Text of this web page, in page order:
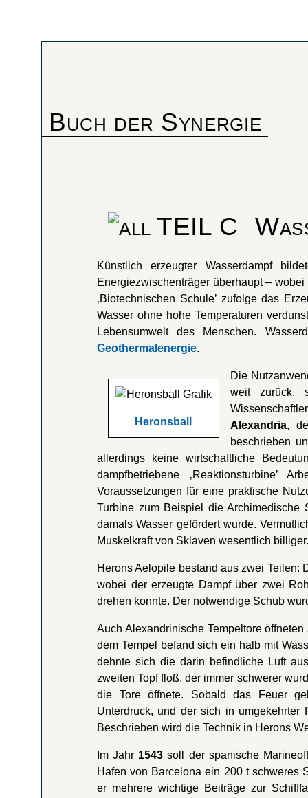
Buch der Synergie
TEIL C
Künstlich erzeugter Wasserdampf
Energiezwischenträger überhaupt –
‚Biotechnischen Schule’ zufolge das
Wasser ohne hohe Temperaturen
Lebensumwelt des Menschen.
Geothermalenergie.
Heronsball
Die
weit zurück,
Alexandria,
beschrieben
allerdings keine wirtschaftliche
dampfbetriebene ‚Reaktionsturbine’
Voraussetzungen für eine praktische
Turbine zum Beispiel die Archimedische
damals Wasser gefördert wurde.
Muskelkraft von Sklaven wesentlich billiger.
Herons Aelopile bestand aus zwei Teilen:
wobei der erzeugte Dampf über zwei
drehen konnte. Der notwendige Schub
Auch Alexandrinische Tempeltore
dem Tempel befand sich ein halb mit
dehnte sich die darin befindliche Luft
zweiten Topf floß, der immer schwerer
die Tore öffnete. Sobald das Feuer
Unterdruck, und der sich in
Beschrieben wird die Technik in Herons
Im Jahr 1543 soll der spanische
Hafen von Barcelona ein 200 t schweres
er mehrere wichtige Beiträge zur